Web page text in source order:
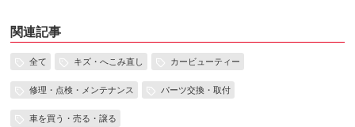
関連記事
全て キズ・へこみ直し カービューティー
修理・点検・メンテナンス パーツ交換・取付
車を買う・売る・譲る